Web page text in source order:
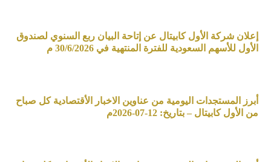
إعلان شركة الأول كابيتال عن إتاحة البيان ربع السنوي لصندوق
الأول للأسهم السعودية للفترة المنتهية في 30/6/2026 م
أبرز المستجدات اليومية من عناوين الاخبار الأقتصادية كل صباح
من الأول كابيتال – بتاريخ: 12-07-2026م